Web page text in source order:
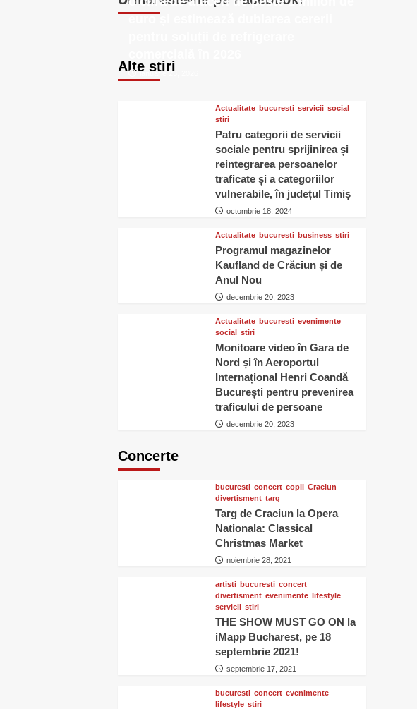
Alte stiri
euro și estimează dublarea cererii
ianuarie 23, 2026
Actualitate bucuresti servicii social
stiri
Patru categorii de servicii
sociale pentru sprijinirea și
reintegrarea persoanelor
traficate și a categoriilor
vulnerabile, în județul Timiș
octombrie 18, 2024
Actualitate bucuresti business stiri
Programul magazinelor
Kaufland de Crăciun și de
Anul Nou
decembrie 20, 2023
Actualitate bucuresti evenimente
social stiri
Monitoare video în Gara de
Nord și în Aeroportul
Internațional Henri Coandă
București pentru prevenirea
traficului de persoane
decembrie 20, 2023
Concerte
bucuresti concert copii Craciun
divertisment targ
Targ de Craciun la Opera
Nationala: Classical
Christmas Market
noiembrie 28, 2021
artisti bucuresti concert
divertisment evenimente lifestyle
servicii stiri
THE SHOW MUST GO ON la
iMapp Bucharest, pe 18
septembrie 2021!
septembrie 17, 2021
bucuresti concert evenimente
lifestyle stiri